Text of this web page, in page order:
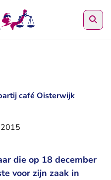
café Oisterwijk
die op 18 december
voor zijn zaak in